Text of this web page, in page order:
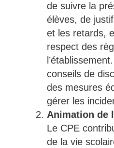
de suivre la
élèves, de
et les retards,
respect des
conseils de
des mesures
gérer les
Animation de
Le CPE
de la vie